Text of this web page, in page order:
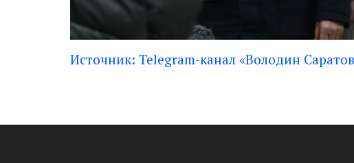
Источник: Telegram-канал «Володин